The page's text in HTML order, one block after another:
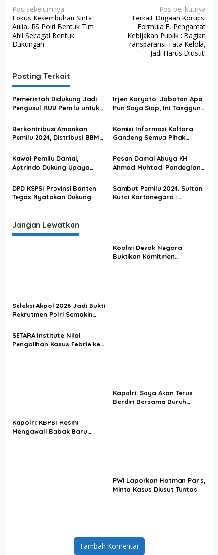
N
a
v
i
a
s
i
o
s
Pos sebelumnya
Fokus Kesembuhan Sinta
Aulia, RS Polri Bentuk Tim
Ahli Sebagai Bentuk
Dukungan
Pos berikutnya
Terkait Dugaan Korupsi
Formula E, Pengamat
Kebijakan Publik : Bagian
Transparansi Tata Kelola,
Jadi Harus Diusut!
Posting Terkait
Pemerintah Didukung Jadi
Pengusul RUU Pemilu untuk
DPR
Irjen Karyoto: Jabatan Apa
Pun Saya Siap, Ini Tanggung
Berkontribusi Amankan
Pemilu 2024, Distribusi BBM
Karawang Purwakarta
Berjalan Lancar
Komisi Informasi Kaltara
Gandeng Semua Pihak
Penyelenggaraan Pemilu
2024 Damai & Kondusif
Kawal Pemilu Damai,
Aptrindo Dukung Upaya
Kestabilan Stok &
Kelancaran Distribusi Solar
Subsidi
Pesan Damai Abuya KH
Ahmad Muhtadi Pandeglang
Gembira Tanpa Hoax yang
Memecah Belah
DPD KSPSI Provinsi Banten
Tegas Nyatakan Dukung
Sambut Pemilu 2024, Sultan
Kutai Kartanegara :
Jangan Lewatkan
Seleksi Akpol 2026 Jadi Bukti
Rekrutmen Polri Semakin
Koalisi Desak Negara
Buktikan Komitmen
SETARA Institute Nilai
Pengalihan Kasus Febrie ke
Kapolri: Saya Akan Terus
Berdiri Bersama Buruh
Kapolri: KBPBI Resmi
Mengawali Babak Baru
PWI Laporkan Hotman Paris,
Minta Kasus Diusut Tuntas
Tambah Komentar